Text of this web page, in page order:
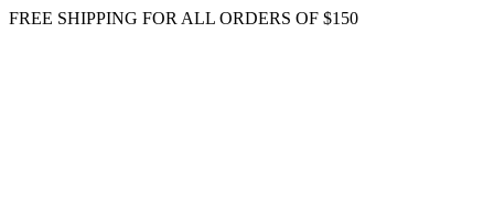
FREE SHIPPING FOR ALL ORDERS OF $150